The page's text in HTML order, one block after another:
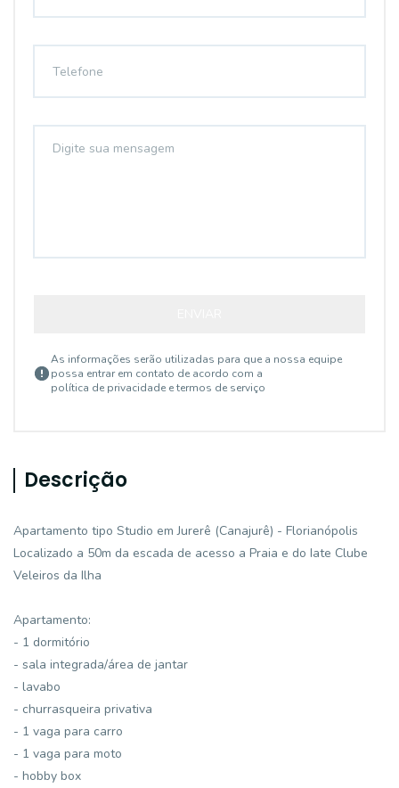
As informações serão utilizadas para que a nossa equipe
possa entrar em contato de acordo com a
política de privacidade e termos de serviço
Descrição
Apartamento tipo Studio em Jurerê (Canajurê) - Florianópolis
Localizado a 50m da escada de acesso a Praia e do Iate Clube
Veleiros da Ilha
Apartamento:
- 1 dormitório
- sala integrada/área de jantar
- lavabo
- churrasqueira privativa
- 1 vaga para carro
- 1 vaga para moto
- hobby box